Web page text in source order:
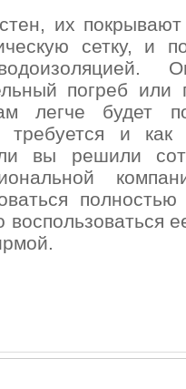
их покрывают
сетку, и
погреб или
легче будет
требуется и как
вы решили
воспользоваться